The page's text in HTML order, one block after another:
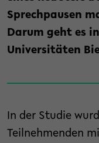
Sprechpausen
Darum geht es
Universitäten
In der Studie
Teilnehmenden